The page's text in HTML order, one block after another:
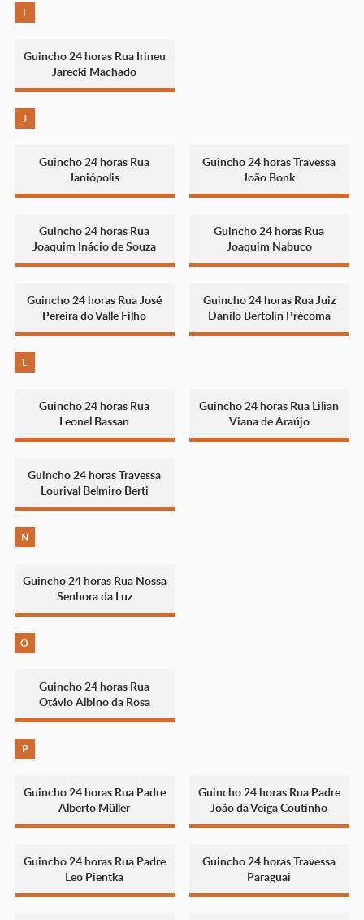
I
Guincho 24 horas Rua Irineu
Jarecki Machado
J
Guincho 24 horas Rua
Janiópolis
Guincho 24 horas Travessa
João Bonk
Guincho 24 horas Rua
Joaquim Inácio de Souza
Guincho 24 horas Rua
Joaquim Nabuco
Guincho 24 horas Rua José
Pereira do Valle Filho
Guincho 24 horas Rua Juiz
Danilo Bertolin Précoma
L
Guincho 24 horas Rua
Leonel Bassan
Guincho 24 horas Rua Lilian
Viana de Araújo
Guincho 24 horas Travessa
Lourival Belmiro Berti
N
Guincho 24 horas Rua Nossa
Senhora da Luz
O
Guincho 24 horas Rua
Otávio Albino da Rosa
P
Guincho 24 horas Rua Padre
Alberto Müller
Guincho 24 horas Rua Padre
João da Veiga Coutinho
Guincho 24 horas Rua Padre
Leo Pientka
Guincho 24 horas Travessa
Paraguai